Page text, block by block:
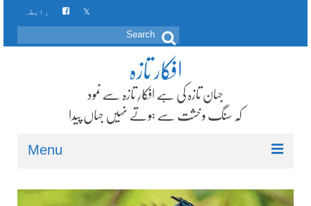
رابطہ
Search
for:
افکار تازہ
جہان تازہ کی ہے افکارِ تازہ سے نمود
کہ سنگ و خشت سے ہوتے نہیں جہاں پیدا
Menu
صفحہ اول